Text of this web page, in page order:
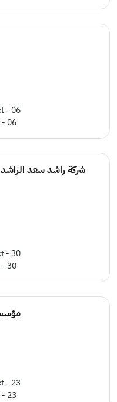
- 06
- 06
شركة راشد سعد
- 30
- 30
- 23
23